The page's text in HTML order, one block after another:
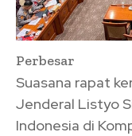
Perbesar
Suasana rapat
Jenderal Listyo
Indonesia di